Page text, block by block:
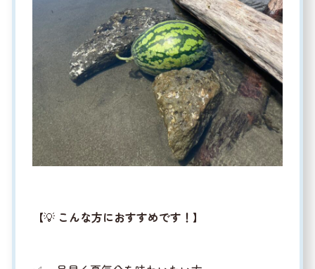
【💡 こんな方におすすめです！ 】